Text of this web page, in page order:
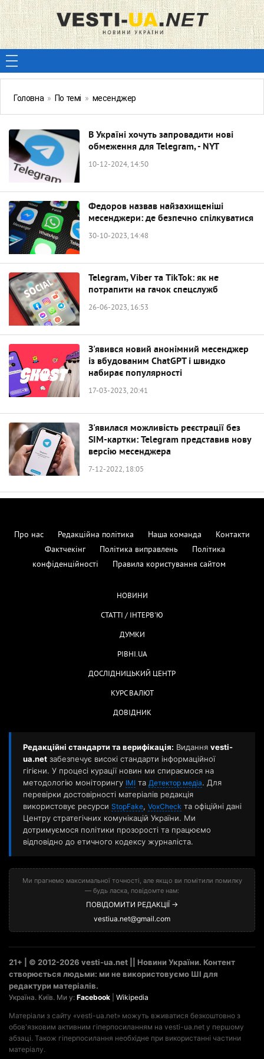
Головна » По темі » месенджер
В Україні хочуть запровадити нові
обмеження для Telegram, - NYT
10-12-2024, 14:50
Федоров назвав найзахищеніші
месенджери: де безпечно спілкуватися
30-10-2023, 14:48
Telegram, Viber та TikTok: як не
потрапити на гачок спецслужб
26-06-2023, 16:53
З'явився новий анонімний месенджер
із вбудованим ChatGPT і швидко
набирає популярності
17-03-2023, 20:41
З'явилася можливість реєстрації без
SIM-картки: Telegram представив нову
версію месенджера
7-12-2022, 18:05
Про нас Редакційна політика Наша команда
Контакти
Фактчекінг
Політика виправлень
Політика
конфіденційності
Правила користування сайтом
НОВИНИ
СТАТТІ / ІНТЕРВ'Ю
ДУМКИ
РІВНІ.UA
ДОСЛІДНИЦЬКИЙ ЦЕНТР
КУРС ВАЛЮТ
ДОВІДНИК
Редакційні стандарти та верифікація: Видання vesti-
ua.net забезпечує високі стандарти інформаційної
гігієни. У процесі курації новин ми спираємося на
методологію моніторингу ІМІ та Детектор медіа. Для
перевірки достовірності матеріалів редакція
використовує ресурси StopFake, VoxCheck та офіційні дані
Центру стратегічних комунікацій України. Ми
дотримуємося політики прозорості та працюємо
відповідно до етичного кодексу журналіста.
Ми прагнемо максимальної точності, але якщо ви помітили помилку
— будь ласка, повідомте нам:
ПОВІДОМИТИ РЕДАКЦІЇ →
vestiua.net@gmail.com
21+ | © 2012-2026 vesti-ua.net || Новини України. Контент
створюється людьми: ми не використовуємо ШІ для
редактури матеріалів.
Україна. Київ. Ми у: Facebook Wikipedia
Матеріали з сайту «vesti-ua.net» можуть вживатися безкоштовно з
обов'язковим активним гіперпосиланням на vesti-ua.net у першому
абзаці. Також гіперпосилання необхідне при використанні частини
матеріалу.